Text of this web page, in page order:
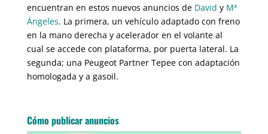
encuentran en estos nuevos anuncios de David y Mª
Ángeles. La primera, un vehículo adaptado con freno
en la mano derecha y acelerador en el volante al
cual se accede con plataforma, por puerta lateral. La
segunda; una Peugeot Partner Tepee con adaptación
homologada y a gasoil.
Cómo publicar anuncios